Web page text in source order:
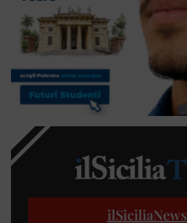
ilSiciliaNews